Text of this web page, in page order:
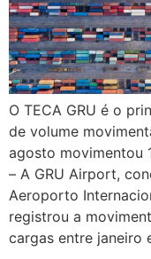
O TECA GRU é o
de volume
agosto movimentou
– A GRU Airport,
Aeroporto
registrou a
cargas entre